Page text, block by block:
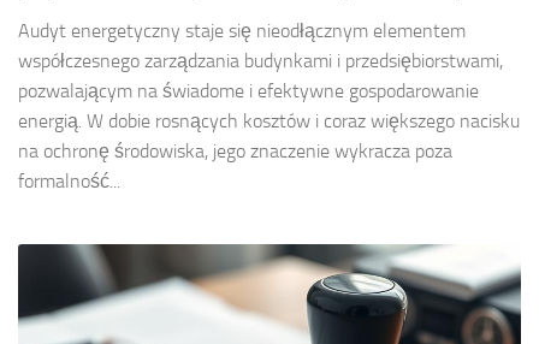
Audyt energetyczny staje się nieodłącznym elementem
współczesnego zarządzania budynkami i przedsiębiorstwami,
pozwalającym na świadome i efektywne gospodarowanie
energią. W dobie rosnących kosztów i coraz większego nacisku
na ochronę środowiska, jego znaczenie wykracza poza
formalność...